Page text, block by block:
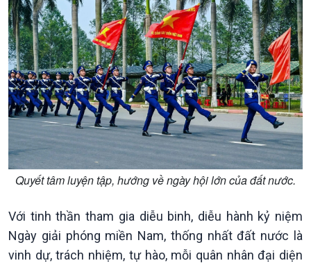
Thời sự 21h30
Bản tin
Chuyên mục
Theo dòng Thời sự
Chính trị
Thế giới
Quyết tâm luyện tập, hướng về ngày hội lớn của đất nước.
Với tinh thần tham gia diễu binh, diễu hành kỷ niệm
Ngày giải phóng miền Nam, thống nhất đất nước là
vinh dự, trách nhiệm, tự hào, mỗi quân nhân đại diện